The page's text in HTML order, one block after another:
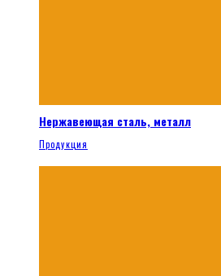
Нержавеющая сталь, металл
Продукция